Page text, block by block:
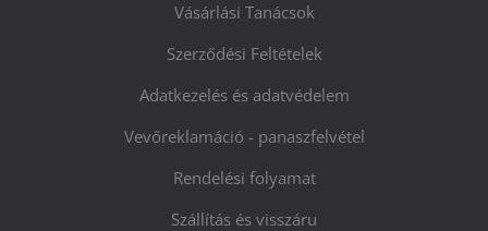
Vásárlási Tanácsok
Szerződési Feltételek
Adatkezelés és adatvédelem
Vevőreklamáció - panaszfelvétel
Rendelési folyamat
Szállítás és visszáru